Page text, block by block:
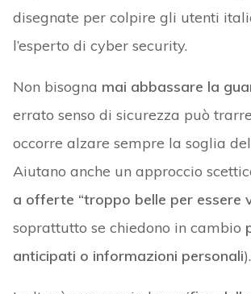
disegnate per colpire gli utenti
l’esperto di cyber security.
Non bisogna mai abbassare la
errato senso di sicurezza può
occorre alzare sempre la soglia
Aiutano anche un approccio
a offerte “troppo belle per essere
soprattutto se chiedono in cambio
anticipati o informazioni personali).